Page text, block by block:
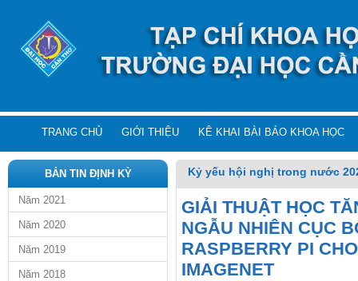
TRANG CHỦ GIỚI THIỆU KÊ KHAI BÀI BÁO KHOA HỌC
BẢN TIN ĐỊNH KỲ
Năm 2021
Năm 2020
Năm 2019
Năm 2018
Kỷ yếu hội nghị trong nước
GIẢI THUẬT HỌC
NGẪU NHIÊN CỤC
RASPBERRY PI
IMAGENET